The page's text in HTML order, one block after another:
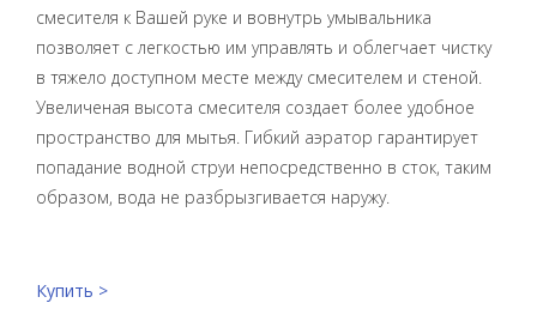
смесителя к Вашей руке и вовнутрь умывальника
позволяет с легкостью им управлять и облегчает чистку
в тяжело доступном месте между смесителем и стеной.
Увеличеная высота смесителя создает более удобное
пространство для мытья. Гибкий аэратор гарантирует
попадание водной струи непосредственно в сток, таким
образом, вода не разбрызгивается наружу.
Купить >